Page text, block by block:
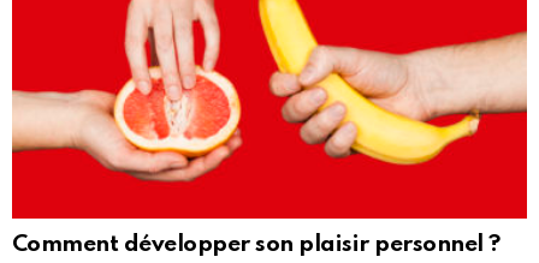
Comment développer son plaisir personnel ?